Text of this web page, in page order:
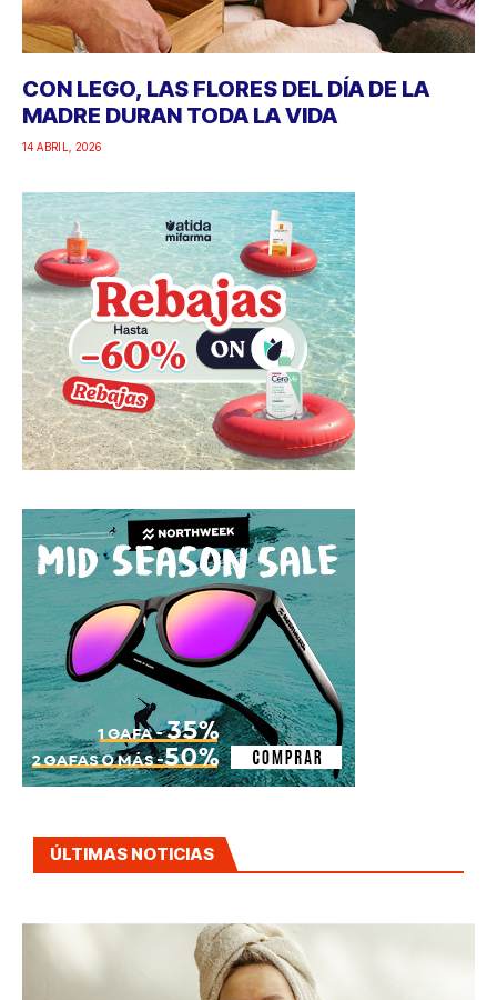
CON LEGO, LAS FLORES DEL DÍA DE LA
MADRE DURAN TODA LA VIDA
14 ABRIL, 2026
ÚLTIMAS NOTICIAS